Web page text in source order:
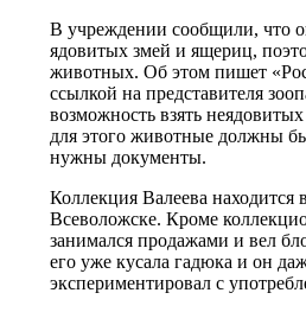
В учреждении сообщили, что
ядовитых змей и ящериц,
животных. Об этом пишет
ссылкой на представителя
возможность взять
для этого животные должны
нужны документы.
Коллекция Валеева находится
Всеволожске. Кроме
занимался продажами и вел
его уже кусала гадюка и он
экспериментировал с